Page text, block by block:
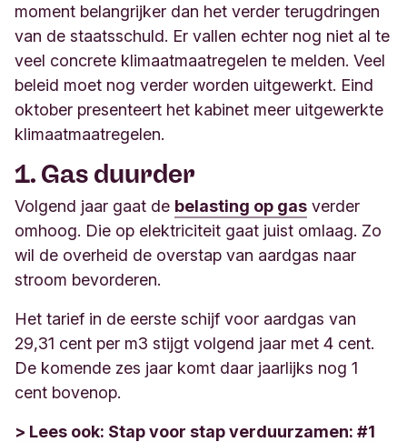
moment belangrijker dan het verder terugdringen
van de staatsschuld. Er vallen echter nog niet al te
veel concrete klimaatmaatregelen te melden. Veel
beleid moet nog verder worden uitgewerkt. Eind
oktober presenteert het kabinet meer uitgewerkte
klimaatmaatregelen.
1. Gas duurder
Volgend jaar gaat de belasting op gas verder
omhoog. Die op elektriciteit gaat juist omlaag. Zo
wil de overheid de overstap van aardgas naar
stroom bevorderen.
Het tarief in de eerste schijf voor aardgas van
29,31 cent per m3 stijgt volgend jaar met 4 cent.
De komende zes jaar komt daar jaarlijks nog 1
cent bovenop.
> Lees ook: Stap voor stap verduurzamen: #1